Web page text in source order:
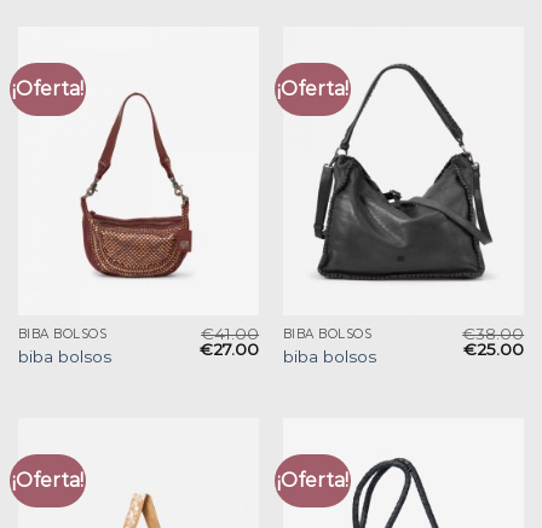
¡Oferta!
BIBA BOLSOS
biba bolsos
€41.00
€27.00
¡Oferta!
BIBA BOLSOS
biba bolsos
€38.00
€25.00
¡Oferta! ¡Oferta!